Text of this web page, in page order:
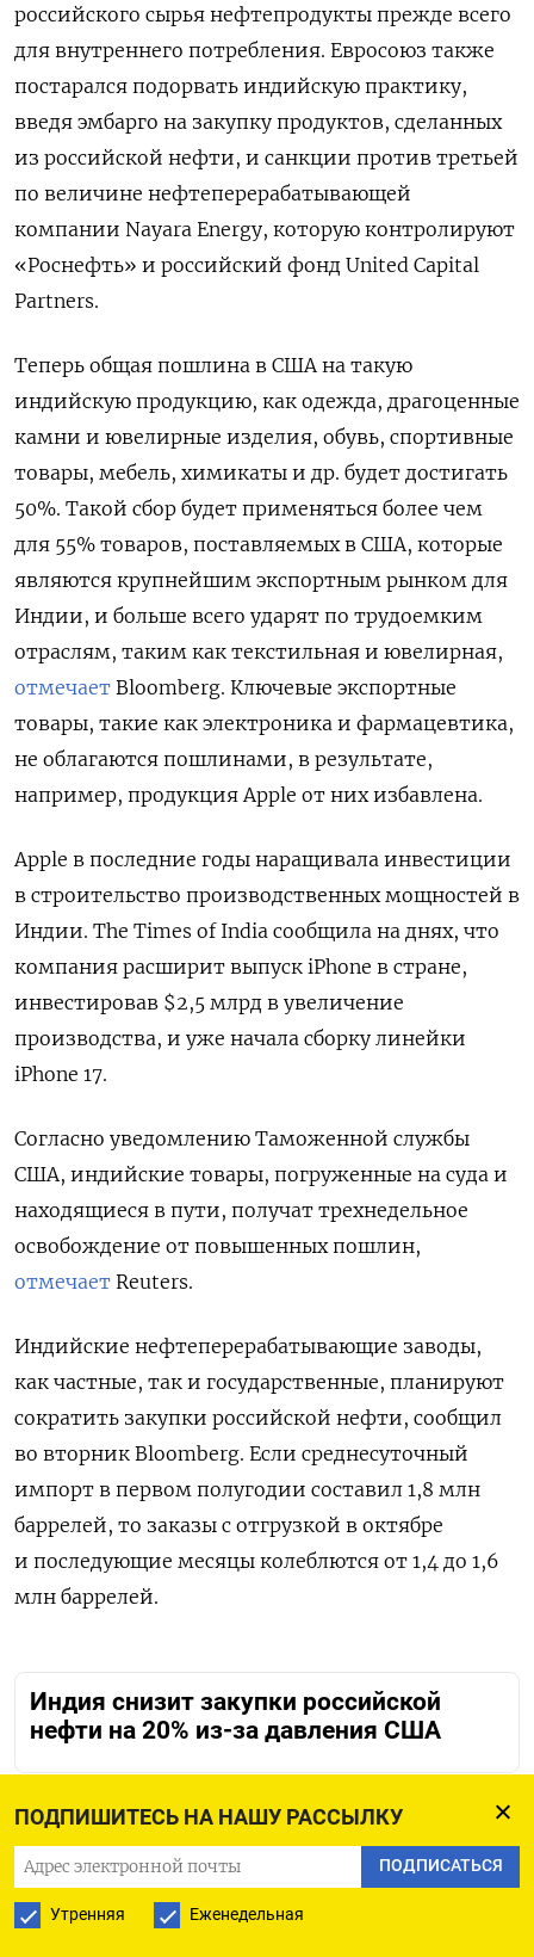
ПОДПИШИТЕСЬ НА НАШУ РАССЫЛКУ
ПОДПИСАТЬСЯ
Утренняя Еженедельная
российского сырья нефтепродукты прежде всего
для внутреннего потребления. Евросоюз также
постарался подорвать индийскую практику,
введя эмбарго на закупку продуктов, сделанных
из российской нефти, и санкции против третьей
по величине нефтеперерабатывающей
компании Nayara Energy, которую контролируют
«Роснефть» и российский фонд United Capital
Partners.
Теперь общая пошлина в США на такую
индийскую продукцию, как одежда, драгоценные
камни и ювелирные изделия, обувь, спортивные
товары, мебель, химикаты и др. будет достигать
50%. Такой сбор будет применяться более чем
для 55% товаров, поставляемых в США, которые
являются крупнейшим экспортным рынком для
Индии, и больше всего ударят по трудоемким
отраслям, таким как текстильная и ювелирная,
отмечает Bloomberg. Ключевые экспортные
товары, такие как электроника и фармацевтика,
не облагаются пошлинами, в результате,
например, продукция Apple от них избавлена.
Apple в последние годы наращивала инвестиции
в строительство производственных мощностей в
Индии. The Times of India сообщила на днях, что
компания расширит выпуск iPhone в стране,
инвестировав $2,5 млрд в увеличение
производства, и уже начала сборку линейки
iPhone 17.
Согласно уведомлению Таможенной службы
США, индийские товары, погруженные на суда и
находящиеся в пути, получат трехнедельное
освобождение от повышенных пошлин,
отмечает Reuters.
Индийские нефтеперерабатывающие заводы,
как частные, так и государственные, планируют
сократить закупки российской нефти, сообщил
во вторник Bloomberg. Если среднесуточный
импорт в первом полугодии составил 1,8 млн
баррелей, то заказы с отгрузкой в октябре
и последующие месяцы колеблются от 1,4 до 1,6
млн баррелей.
Индия снизит закупки российской
нефти на 20% из-за давления США
ПОДПИСАТЬСЯ НА ТЕЛЕГРАМ
ПОДПИСАТЬСЯ В GOOGLE